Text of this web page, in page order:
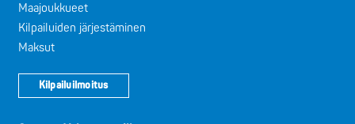
Maajoukkueet
Kilpailuiden järjestäminen
Maksut
Kilpailuilmoitus